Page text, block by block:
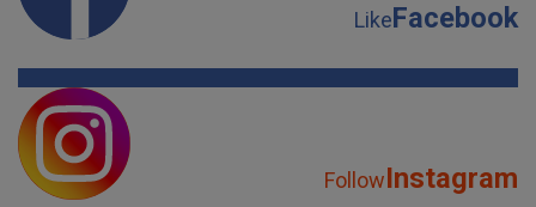
LikeFacebook
FollowInstagram